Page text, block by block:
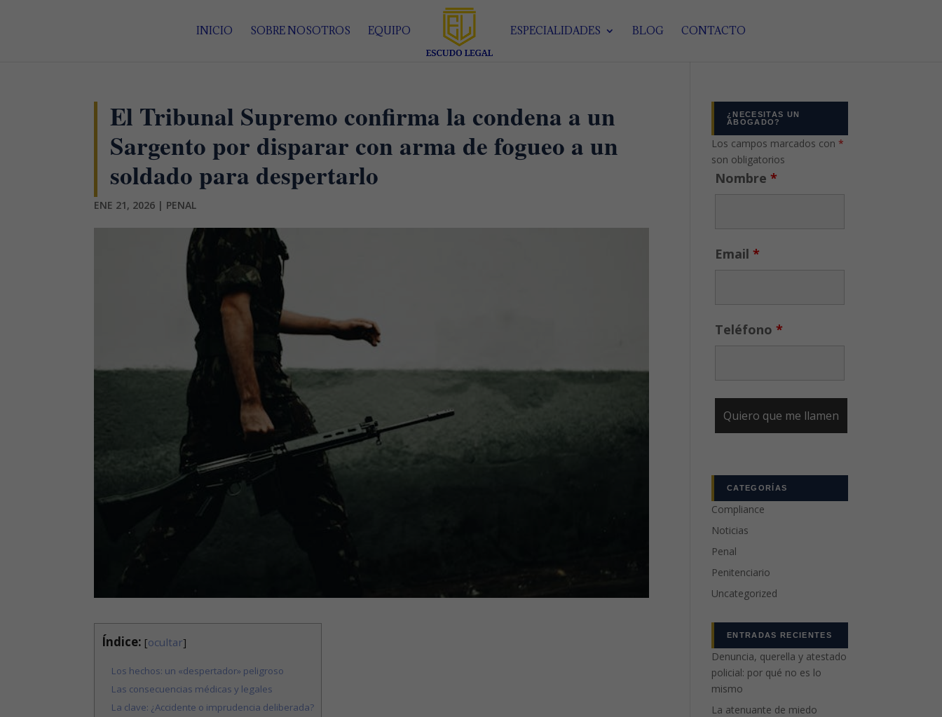
INICIO SOBRE NOSOTROS EQUIPO ESPECIALIDADES BLOG CONTACTO
El Tribunal Supremo confirma la condena a un
Sargento por disparar con arma de fogueo a un
soldado para despertarlo
ENE 21, 2026 | PENAL
Índice: [ocultar]
Los hechos: un «despertador» peligroso
Las consecuencias médicas y legales
La clave: ¿Accidente o imprudencia deliberada?
¿NECESITAS UN
ABOGADO?
Los campos marcados con*
son obligatorios
Nombre*
Email*
Teléfono*
CATEGORÍAS
Compliance
Noticias
Penal
Penitenciario
Uncategorized
ENTRADAS RECIENTES
Denuncia, querella y atestado
policial: por qué no es lo
mismo
La atenuante de miedo